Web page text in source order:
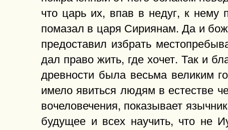
что царь их, впав в недуг, к нему
помазал в царя Сириянам. Да и
предоставил избрать
дал право жить, где хочет. Так и
древности была весьма великим
имело явиться людям в естестве
вочеловечения, показывает
будущее и всех научить, что не